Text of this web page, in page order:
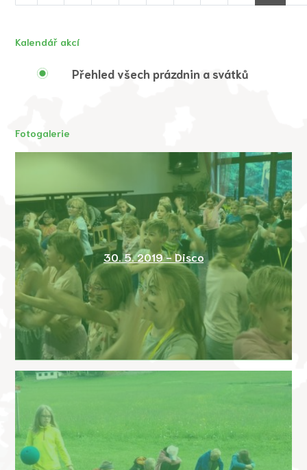
Kalendář akcí
Přehled všech prázdnin a svátků
Fotogalerie
30. 5. 2019 - Disco